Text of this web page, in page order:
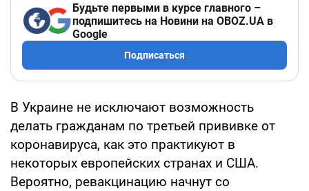
Будьте первыми в курсе главного –
подпишитесь на Новини на OBOZ.UA в
Google
Подписаться
В Украине не исключают возможность
делать гражданам по третьей прививке от
коронавируса, как это практикуют в
некоторых европейских странах и США.
Вероятно, ревакцинацию начнут со